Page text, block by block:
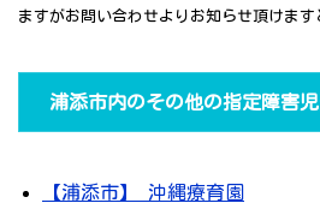
ますがお問い合わせよりお知らせ頂けます
浦添市内のその他の指定障害
【浦添市】 沖縄療育園